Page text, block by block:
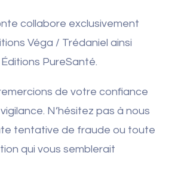
collabore exclusivement
Véga / Trédaniel ainsi
PureSanté.
de votre confiance
N’hésitez pas à nous
tentative de fraude ou toute
qui vous semblerait